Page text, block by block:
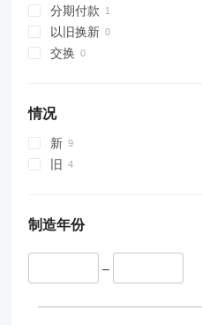
分期付款
以旧换新
交换
情况
新
旧
制造年份
–